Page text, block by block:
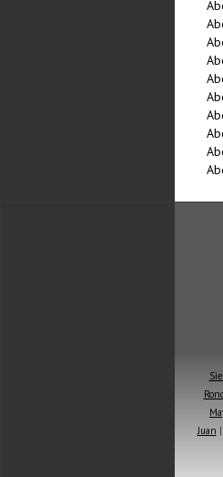
Juan |